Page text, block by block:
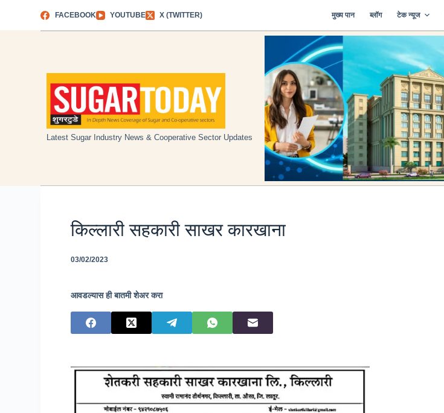
FACEBOOK YOUTUBE X (TWITTER) मुख्य पान ब्लॉग टेक न्यूज
Latest Sugar Industry News & Cooperative Sector Updates
किल्लारी सहकारी साखर कारखाना
03/02/2023
आवडल्यास ही बातमी शेअर करा